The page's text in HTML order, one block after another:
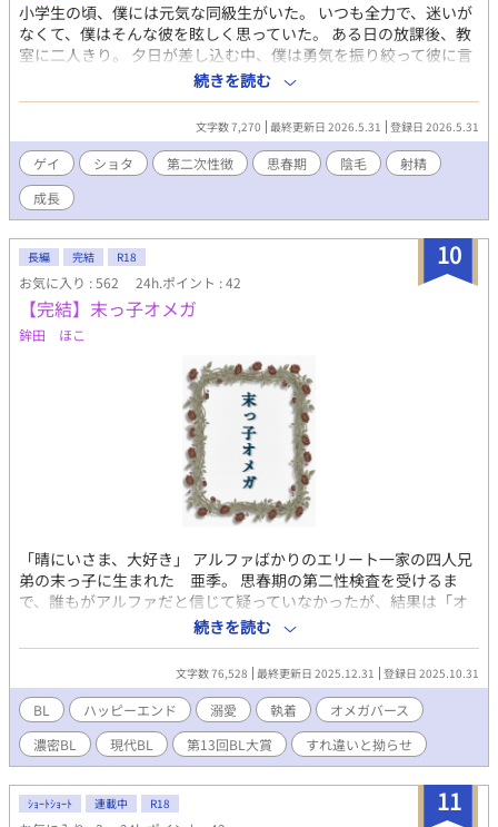
小学生の頃、僕には元気な同級生がいた。 いつも全力で、迷いが
なくて、僕はそんな彼を眩しく思っていた。 ある日の放課後、教
室に二人きり。 夕日が差し込む中、僕は勇気を振り絞って彼に言
った。 「ちんこ、見せてほしい」 彼はあっさり頷き、見せてくれ
た。 幼くて、無垢で、小さなちんこ。 あれから三十年。 再会した
彼は、がっしりとした体格の、たくましいおっさんになってい
た。 そして僕の中である疑問が湧き上がる。 あの日の無垢なちん
こは、今、どうなっているんだろう？ もう一度、彼のちんこを見
せてもらおう。
続きを読む
文字数 7,270 最終更新日 2026.5.31 登録日 2026.5.31
ゲイ ショタ 第二次性徴 思春期 陰毛
射精
成長
10
長編 完結 R18
お気に入り : 562 24h.ポイント : 42
【完結】末っ子オメガ
鉾田 ほこ
「晴にいさま、大好き」 アルファばかりのエリート一家の四人兄
弟の末っ子に生まれた 亜季。 思春期の第二性検査を受けるま
で、誰もがアルファだと信じて疑っていなかったが、結果は「オ
メガ」だった。確かに他の息子たちに比べて、身体も小さく、性
格もおっとりしていた末っ子オメガ。親戚を含めてアルファばか
りで、オメガがいないゆえに扱いがわからない。 だが、はじめは
家族の誰一人として末っ子がオメガであることを疎むことなく可
愛がっていた。 ある日、転機が訪れる── 末っ子オメガに発情期
（ヒート）が訪れ、事故が起こってしまう。それを理由に亜季は
ひとり家族と離れて暮らすことになった。 そして末っ子は──男
娼になって……長男 晴臣と再会する。 すれ違いオメガバース。
続きを読む
文字数 76,528 最終更新日 2025.12.31 登録日 2025.10.31
BL ハッピーエンド 溺愛 執着
オメガバース
濃密BL
現代BL 第13回BL大賞 すれ違いと拗らせ
11
ｼｮｰﾄｼｮｰﾄ 連載中 R18